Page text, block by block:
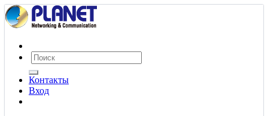
Контакты
Вход